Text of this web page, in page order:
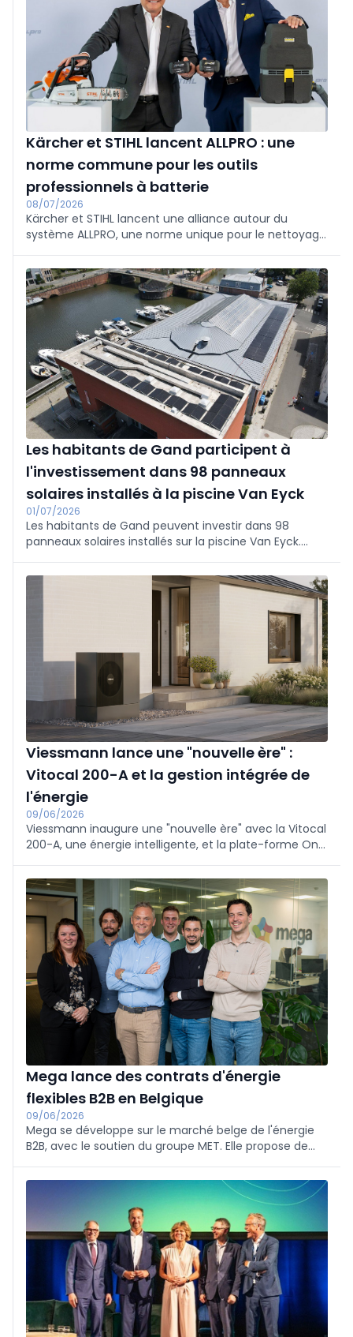
Kärcher et STIHL lancent ALLPRO : une
norme commune pour les outils
professionnels à batterie
08/07/2026
Kärcher et STIHL lancent une alliance autour du
système ALLPRO, une norme unique pour le nettoyage
mêmes batteries et chargeurs sont compatibles
entre les deux marques ; la technologie sans balais
offre plus de puissance et une durée de vie prolongée.
Disponibilité : STIHL le 1er août 2026, Kärcher le 1er
janvier 2027.
Les habitants de Gand participent à
l'investissement dans 98 panneaux
solaires installés à la piscine Van Eyck
01/07/2026
Les habitants de Gand peuvent investir dans 98
panneaux solaires installés sur la piscine Van Eyck.
des actions de 100 euros (5 au maximum) avec
dividende. Le projet Blaarmeersen est également
panneaux supplémentaires pour une infrastructure
sportive neutre en carbone.
Viessmann lance une "nouvelle ère" :
Vitocal 200-A et la gestion intégrée de
l'énergie
09/06/2026
Viessmann inaugure une "nouvelle ère" avec la Vitocal
200-A, une énergie intelligente, et la plate-forme One
12 kW) et le régulateur universel offrent des solutions
globales intégrées, silencieuses et rapides à installer,
ainsi que des opportunités de croissance
supplémentaires pour les installateurs.
Mega lance des contrats d'énergie
flexibles B2B en Belgique
09/06/2026
Mega se développe sur le marché belge de l'énergie
B2B, avec le soutien du groupe MET. Elle propose de
contrats de gaz cap-and-floor et liés au Henry Hub.
Les premiers contrats, notamment avec des
municipalités, confirment la flexibilité et la prévisibilité
de l'offre.